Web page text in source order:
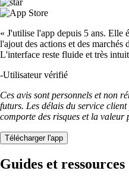
« J'utilise l'app depuis 5 ans. Elle
l'ajout des actions et des marchés
L'interface reste fluide et très
-Utilisateur vérifié
Ces avis sont personnels et non
futurs. Les délais du service
comporte des risques et la valeur
Télécharger l'app
Guides et ressources